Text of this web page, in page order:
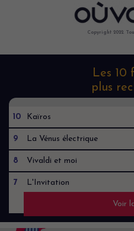
Copyright 2022.
Les 10
plus
10 Kaïros
9 La Vénus électrique
8 Vivaldi et moi
7 L'Invitation
Voir